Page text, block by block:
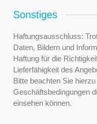
Sonstiges
Haftungsausschluss:
Daten, Bildern und
Haftung für die
Lieferfähigkeit des
Bitte beachten Sie
Geschäftsbedingungen
einsehen können.